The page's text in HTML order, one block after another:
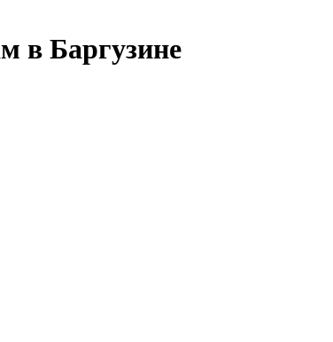
в Баргузине